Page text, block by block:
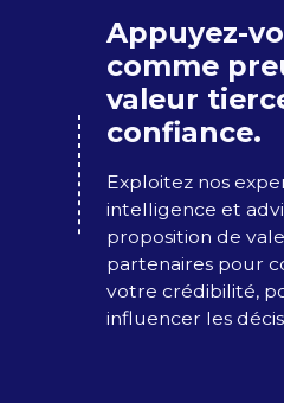
Appuyez-
comme
valeur
confiance.
Exploitez nos
intelligence et
proposition de
partenaires pour
votre crédibilité,
influencer les